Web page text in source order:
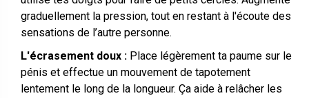
graduellement la pression, tout en restant à l'écoute des
sensations de l’autre personne.
L'écrasement doux : Place légèrement ta paume sur le
pénis et effectue un mouvement de tapotement
lentement le long de la longueur. Ça aide à relâcher les